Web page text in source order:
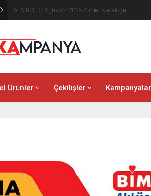
A101 8 Ağustos 2026 Aktüel Kataloğu
Ürünler Çekilişler Kampanyalar